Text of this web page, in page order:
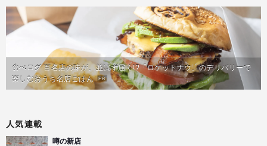
食べログ 百名店の味が、並ばず届く!?「ロケットナウ」のデリバリーで
楽しむおうち名店ごはん PR
人気連載
噂の新店